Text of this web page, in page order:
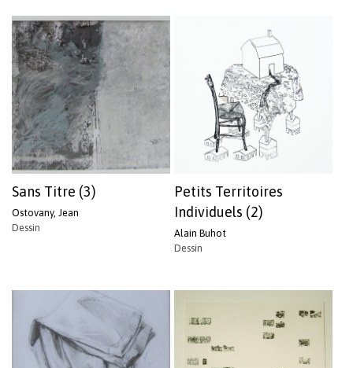
Votre panier est vide.
Revenir à l'Artotek
Sans Titre (3)
Ostovany, Jean
Dessin
Petits Territoires
Individuels (2)
Alain Buhot
Dessin